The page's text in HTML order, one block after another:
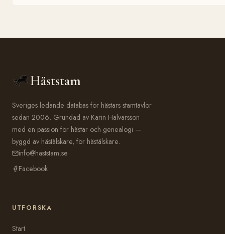
Häststam
Sveriges ledande databas för hästars stamtavlor
sedan 2006. Grundad av Karin Halvarsson
med en passion för hästar och genealogi —
byggd av hästälskare, för hästälskare.
info@haststam.se
Facebook
UTFORSKA
Start